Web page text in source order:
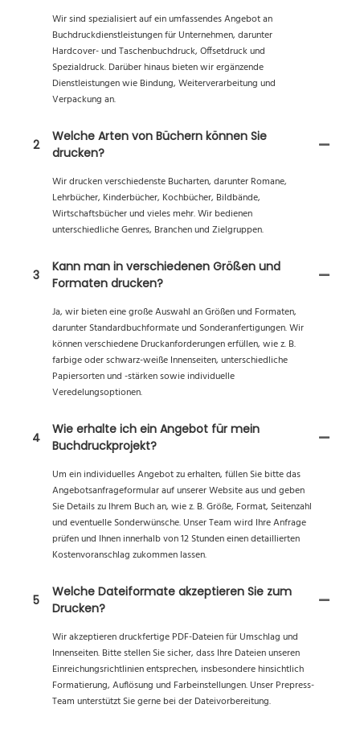
Wir sind spezialisiert auf ein umfassendes Angebot an
Buchdruckdienstleistungen für Unternehmen, darunter
Hardcover- und Taschenbuchdruck, Offsetdruck und
Spezialdruck. Darüber hinaus bieten wir ergänzende
Dienstleistungen wie Bindung, Weiterverarbeitung und
Verpackung an.
2
Welche Arten von Büchern können Sie
drucken?
Wir drucken verschiedenste Bucharten, darunter Romane,
Lehrbücher, Kinderbücher, Kochbücher, Bildbände,
Wirtschaftsbücher und vieles mehr. Wir bedienen
unterschiedliche Genres, Branchen und Zielgruppen.
3
Kann man in verschiedenen Größen und
Formaten drucken?
Ja, wir bieten eine große Auswahl an Größen und Formaten,
darunter Standardbuchformate und Sonderanfertigungen. Wir
können verschiedene Druckanforderungen erfüllen, wie z. B.
farbige oder schwarz-weiße Innenseiten, unterschiedliche
Papiersorten und -stärken sowie individuelle
Veredelungsoptionen.
4
Wie erhalte ich ein Angebot für mein
Buchdruckprojekt?
Um ein individuelles Angebot zu erhalten, füllen Sie bitte das
Angebotsanfrageformular auf unserer Website aus und geben
Sie Details zu Ihrem Buch an, wie z. B. Größe, Format, Seitenzahl
und eventuelle Sonderwünsche. Unser Team wird Ihre Anfrage
prüfen und Ihnen innerhalb von 12 Stunden einen detaillierten
Kostenvoranschlag zukommen lassen.
5
Welche Dateiformate akzeptieren Sie zum
Drucken?
Wir akzeptieren druckfertige PDF-Dateien für Umschlag und
Innenseiten. Bitte stellen Sie sicher, dass Ihre Dateien unseren
Einreichungsrichtlinien entsprechen, insbesondere hinsichtlich
Formatierung, Auflösung und Farbeinstellungen. Unser Prepress-
Team unterstützt Sie gerne bei der Dateivorbereitung.